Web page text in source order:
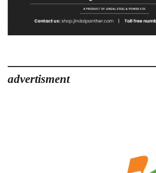
advertisment